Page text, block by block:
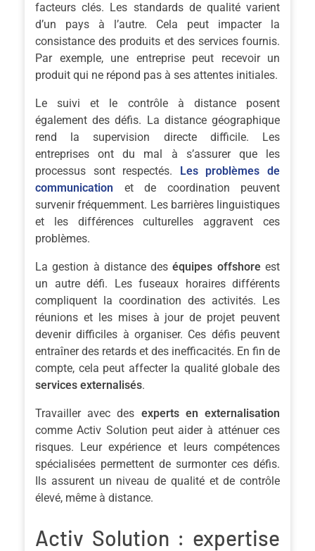
facteurs clés. Les standards de qualité varient
d’un pays à l’autre. Cela peut impacter la
consistance des produits et des services fournis.
Par exemple, une entreprise peut recevoir un
produit qui ne répond pas à ses attentes initiales.
Le suivi et le contrôle à distance posent
également des défis. La distance géographique
rend la supervision directe difficile. Les
entreprises ont du mal à s’assurer que les
processus sont respectés. Les problèmes de
communication et de coordination peuvent
survenir fréquemment. Les barrières linguistiques
et les différences culturelles aggravent ces
problèmes.
La gestion à distance deséquipes offshoreest
un autre défi. Les fuseaux horaires différents
compliquent la coordination des activités. Les
réunions et les mises à jour de projet peuvent
devenir difficiles à organiser. Ces défis peuvent
entraîner des retards et des inefficacités. En fin de
compte, cela peut affecter la qualité globale des
services externalisés.
Travailler avec des experts en externalisation
comme Activ Solution peut aider à atténuer ces
risques. Leur expérience et leurs compétences
spécialisées permettent de surmonter ces défis.
Ils assurent un niveau de qualité et de contrôle
élevé, même à distance.
Activ Solution : expertise